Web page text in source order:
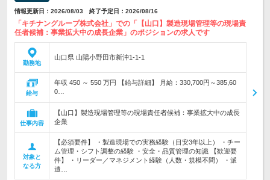
情報更新日：2026/08/03 終了予定日：2026/08/16
「キチナングループ株式会社」での「【山口】製造現場管理等の現場責
任者候補：事業拡大中の成長企業」のポジションの求人です
勤務地
山口県 山陽小野田市新沖1-1-1
給与
年収 450 ～ 550 万円 【給与詳細】 月給：330,700円～385,60
0…
仕事内容
【山口】製造現場管理等の現場責任者候補：事業拡大中の成長
企業
対象と
なる方
【必須要件】 ・製造現場での実務経験（目安3年以上） ・チー
ム管理・シフト調整の経験 ・安全・品質管理の知識 【歓迎要
件】 ・リーダー／マネジメント経験（人数・規模不問） ・派
遣…